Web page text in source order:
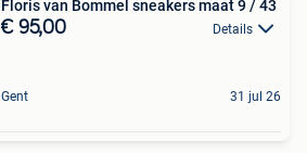
Floris van Bommel sneakers maat 9 / 43
€ 95,00 Details
Gent 31 jul 26